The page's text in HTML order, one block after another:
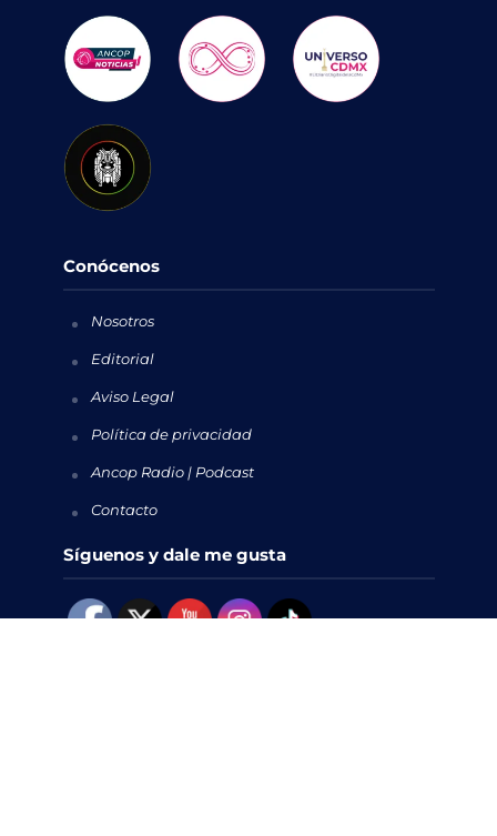
Conócenos
Nosotros
Editorial
Aviso Legal
Política de privacidad
Ancop Radio | Podcast
Contacto
Síguenos y dale me gusta